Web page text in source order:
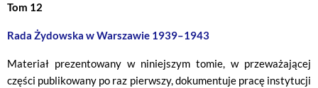
Tom 12
Rada Żydowska w Warszawie 1939–1943
Materiał prezentowany w niniejszym tomie, w przeważającej
części publikowany po raz pierwszy, dokumentuje pracę instytucji